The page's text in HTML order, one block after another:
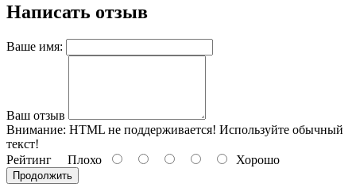
Написать отзыв
Ваше имя:
Ваш отзыв
Внимание: HTML не поддерживается! Используйте обычный
текст!
Рейтинг Плохо Хорошо
Продолжить